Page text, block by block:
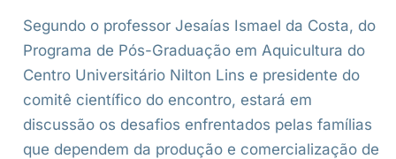
Segundo o professor Jesaías Ismael da Costa, do
Programa de Pós-Graduação em Aquicultura do
Centro Universitário Nilton Lins e presidente do
comitê científico do encontro, estará em
discussão os desafios enfrentados pelas famílias
que dependem da produção e comercialização de